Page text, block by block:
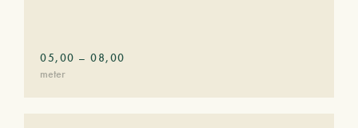
05,00 – 08,00
meter